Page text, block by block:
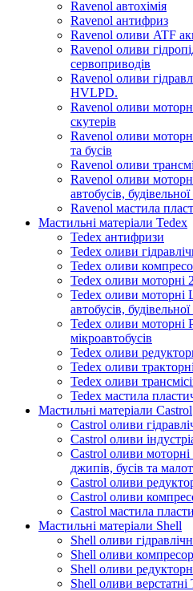
Ravenol автохімія
Ravenol антифриз
Ravenol оливи ATF
Ravenol оливи
сервоприводів
Ravenol оливи
HVLPD.
Ravenol оливи
скутерів
Ravenol оливи
та бусів
Ravenol оливи
Ravenol оливи
автобусів,
Ravenol мастила
Мастильні матеріали Tedex
Tedex антифризи
Tedex оливи
Tedex оливи
Tedex оливи моторні
Tedex оливи моторні
автобусів,
Tedex оливи моторні
мікроавтобусів
Tedex оливи
Tedex оливи
Tedex оливи
Tedex мастила
Мастильні матеріали Castrol
Castrol оливи
Castrol оливи
Castrol оливи моторні
джипів, бусів та
Castrol оливи
Castrol оливи
Castrol мастила
Мастильні матеріали Shell
Shell оливи
Shell оливи
Shell оливи
Shell оливи верстатні